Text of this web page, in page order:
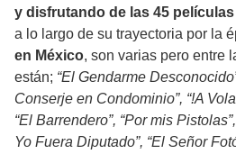
y disfrutando de las 45 películas
a lo largo de su trayectoria por la
en México, son varias pero entre
están; “El Gendarme
Conserje en Condominio”, “!A
“El Barrendero”, “Por mis
Yo Fuera Diputado”, “El Señor